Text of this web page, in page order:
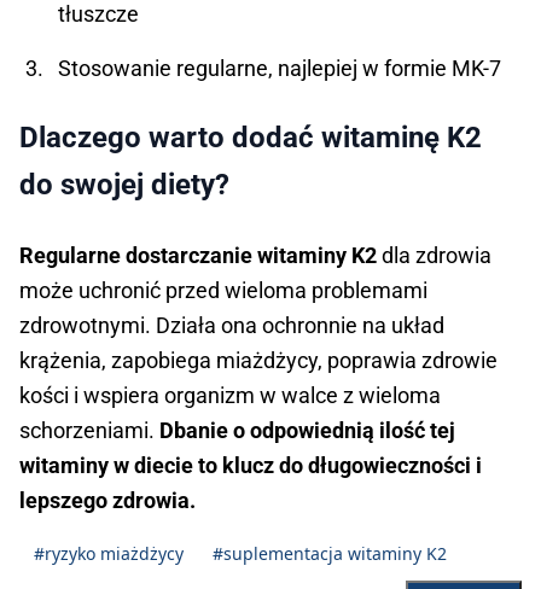
tłuszcze
Stosowanie regularne, najlepiej w formie MK-7
Dlaczego warto dodać witaminę K2
do swojej diety?
Regularne dostarczanie witaminy K2dla zdrowia
może uchronić przed wieloma problemami
zdrowotnymi. Działa ona ochronnie na układ
krążenia, zapobiega miażdżycy, poprawia zdrowie
kości i wspiera organizm w walce z wieloma
schorzeniami. Dbanie o odpowiednią ilość tej
witaminy w diecie to klucz do długowieczności i
lepszego zdrowia.
#ryzyko miażdżycy #suplementacja witaminy K2